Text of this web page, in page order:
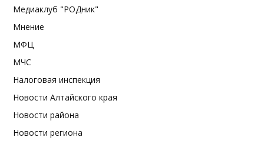
Медиаклуб "РОДник"
Мнение
МФЦ
МЧС
Налоговая инспекция
Новости Алтайского края
Новости района
Новости региона